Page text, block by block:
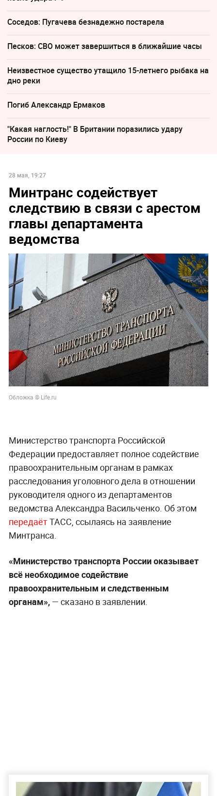
Соседов: Пугачева безнадежно постарела
Песков: СВО может завершиться в ближайшие часы
Неизвестное существо утащило 15-летнего рыбака на
дно реки
Погиб Александр Ермаков
"Какая наглость!" В Британии поразились удару
России по Киеву
28 мая, 19:27
Минтранс содействует
следствию в связи с арестом
главы департамента
ведомства
Обложка © Life.ru
Министерство транспорта Российской
Федерации предоставляет полное содействие
правоохранительным органам в рамках
расследования уголовного дела в отношении
руководителя одного из департаментов
ведомства Александра Васильченко. Об этом
передаётТАСС, ссылаясь на заявление
Минтранса.
«Министерство транспорта России оказывает
всё необходимое содействие
правоохранительным и следственным
органам»,— сказано в заявлении.